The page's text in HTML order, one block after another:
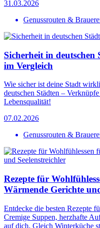
31.03.2026
Genussrouten &
Sicherheit in
im Vergleich
Wie sicher ist deine Stadt
deutschen Städten –
Lebensqualität!
07.02.2026
Genussrouten &
Rezepte für
Wärmende Gerichte
Entdecke die besten Rezepte
Cremige Suppen, herzhafte
auf dich. Gleich Winterküche